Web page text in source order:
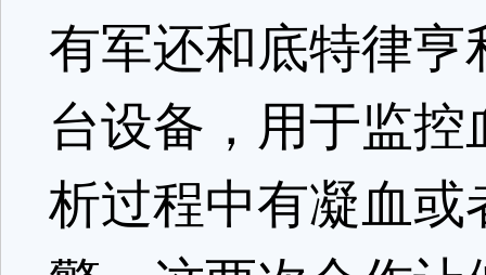
有军还和底特律
台设备，用于监
析过程中有凝血